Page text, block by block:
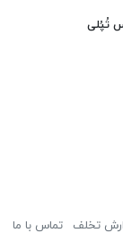
تُپُلی
تخلف تماس با ما